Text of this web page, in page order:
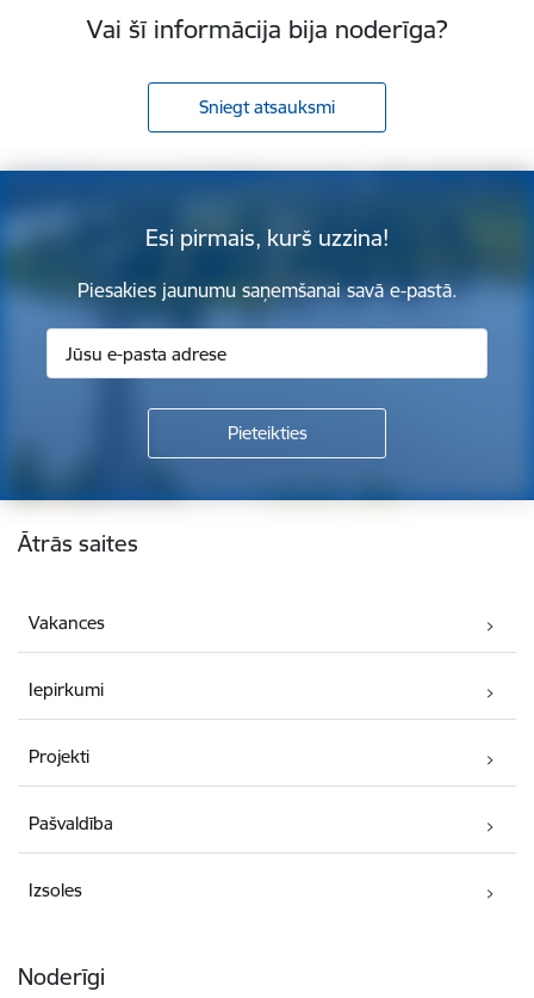
Vai šī informācija bija noderīga?
Sniegt atsauksmi
Esi pirmais, kurš uzzina!
Piesakies jaunumu saņemšanai savā e-pastā.
Kājene
Ātrās saites
Vakances
Iepirkumi
Projekti
Pašvaldība
Izsoles
Noderīgi